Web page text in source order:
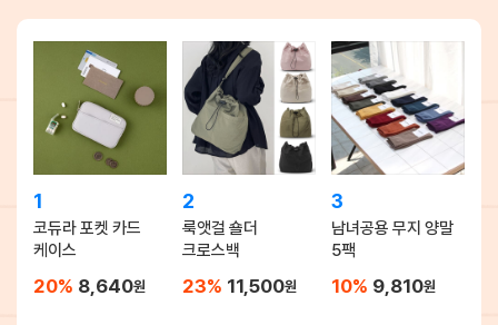
1
코듀라 포켓 카드
케이스
20% 8,640원
2
룩앳걸 숄더
크로스백
23% 11,500원
3
남녀공용 무지 양말
5팩
10% 9,810원